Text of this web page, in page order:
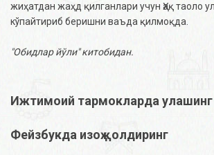
жиҳатдан жаҳд қилганлари учун Ҳақ таоло
кўпайтириб беришни ваъда қилмоқда.
"Обидлар йўли" китобидан.
Ижтимоий тармокларда улашинг
Фейзбукда изоҳ қолдиринг